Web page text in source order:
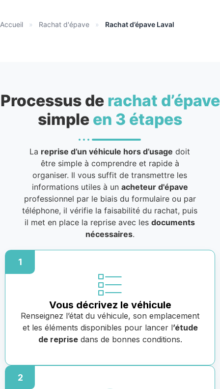
Accueil » Rachat d'épave » Rachat d’épave Laval
Processus de rachat d’épave
simple en 3 étapes
La reprise d’un véhicule hors d’usage doit
être simple à comprendre et rapide à
organiser. Il vous suffit de transmettre les
informations utiles à un acheteur d'épave
professionnel par le biais du formulaire ou par
téléphone, il vérifie la faisabilité du rachat, puis
il met en place la reprise avec lesdocuments
nécessaires.
1
Vous décrivez le véhicule
Renseignez l’état du véhicule, son emplacement
et les éléments disponibles pour lancer l’étude
de reprisedans de bonnes conditions.
2